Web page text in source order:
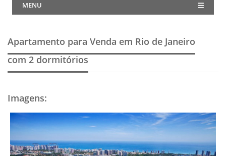
MENU
Apartamento para Venda em Rio de Janeiro
com 2 dormitórios
Imagens: